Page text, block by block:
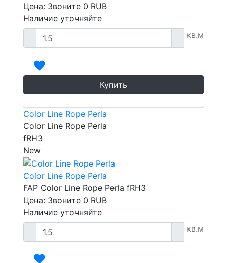
Цена: Звоните 0 RUB
Наличие уточняйте
кв.м
Купить
Color Line Rope Perla
Color Line Rope Perla
fRH3
New
Color Line Rope Perla
FAP Color Line Rope Perla fRH3
Цена: Звоните 0 RUB
Наличие уточняйте
кв.м